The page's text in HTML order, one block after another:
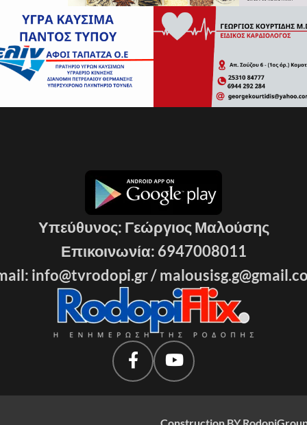
Υπεύθυνος: Γεώργιος Μαλούσης
Επικοινωνία: 6947008011
info@tvrodopi.gr /
Construction BY